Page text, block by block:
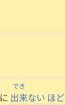
に
でき
出来ない ほど